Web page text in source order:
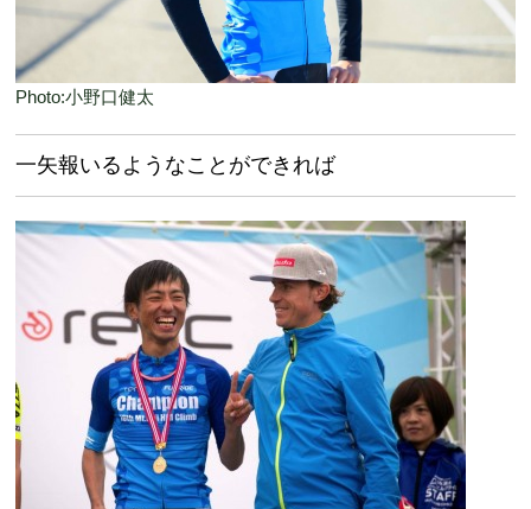
Photo:小野口健太
一矢報いるようなことができれば